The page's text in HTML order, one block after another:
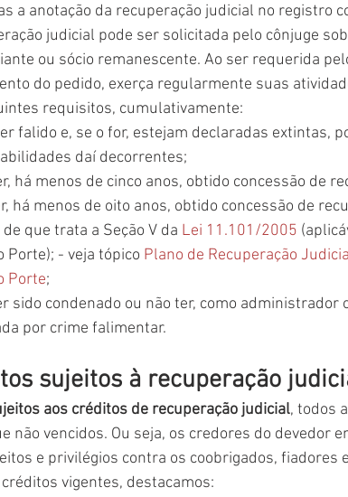
a anotação da recuperação judicial no registro
judicial pode ser solicitada pelo cônjuge
ou sócio remanescente. Ao ser requerida
do pedido, exerça regularmente suas
requisitos, cumulativamente:
falido e, se o for, estejam declaradas extintas,
daí decorrentes;
há menos de cinco anos, obtido concessão de
há menos de oito anos, obtido concessão de
que trata a Seção V da Lei 11.101/2005
Porte); - veja tópico Plano de Recuperação
Porte;
sido condenado ou não ter, como administrador
por crime falimentar.
sujeitos à recuperação
aos créditos de recuperação judicial, todos
não vencidos. Ou seja, os credores do devedor
e privilégios contra os coobrigados, fiadores
vigentes, destacamos: